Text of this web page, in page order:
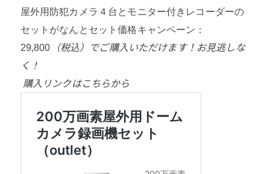
屋外用防犯カメラ４台とモニター付きレコーダーの
セットがなんとセット価格キャンペーン：
29,800
（税込） でご購入いただけます！お見逃しな
く！
購入リンクはこちらから